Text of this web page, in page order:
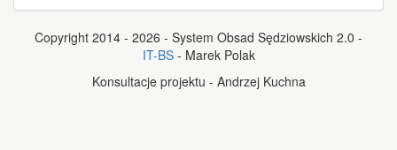
Copyright 2014 - 2026 - System Obsad Sędziowskich 2.0 -
IT-BS- Marek Polak
Konsultacje projektu - Andrzej Kuchna